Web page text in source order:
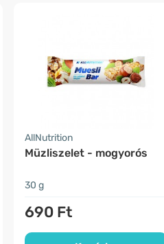
AllNutrition
Müzliszelet - mogyorós
30 g
690 Ft